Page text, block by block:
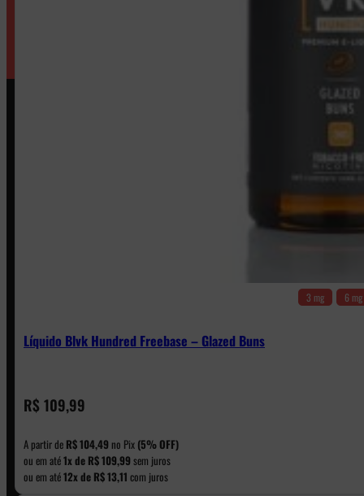
3 mg 6 mg
Líquido Blvk Hundred Freebase – Glazed Buns
R$ 109,99
A partir de R$104,49 no Pix (5% OFF)
ou em até1x de R$109,99 sem juros
ou em até12x de R$13,11 com juros
WhatsApp: (11) 5229-0120